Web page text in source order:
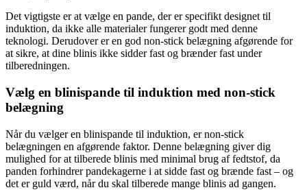
Det vigtigste er at vælge en pande, der er specifikt designet til
induktion, da ikke alle materialer fungerer godt med denne
teknologi. Derudover er en god non-stick belægning afgørende for
at sikre, at dine blinis ikke sidder fast og brænder fast under
tilberedningen.
Vælg en blinispande til induktion med non-stick
belægning
Når du vælger en blinispande til induktion, er non-stick
belægningen en afgørende faktor. Denne belægning giver dig
mulighed for at tilberede blinis med minimal brug af fedtstof, da
panden forhindrer pandekagerne i at sidde fast og brænde fast – og
det er guld værd, når du skal tilberede mange blinis ad gangen.